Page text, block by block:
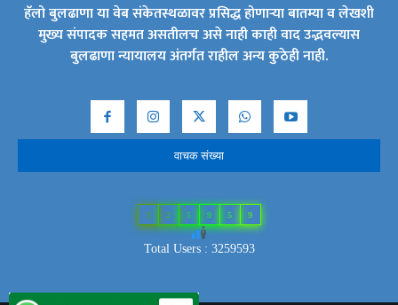
हॅलो बुलढाणा या वेब संकेतस्थळावर प्रसिद्ध होणाऱ्या बातम्या व लेखशी
मुख्य संपादक सहमत असतीलच असे नाही काही वाद उद्भवल्यास
बुलढाणा न्यायालय अंतर्गत राहील अन्य कुठेही नाही.
वाचक संख्या
3 2 5 9 5 9
Total Users : 3259593